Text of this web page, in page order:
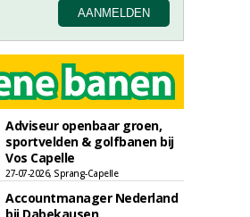
Adviseur openbaar groen,
sportvelden & golfbanen bij
Vos Capelle
27-07-2026, Sprang-Capelle
Accountmanager Nederland